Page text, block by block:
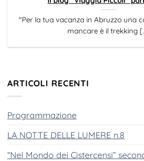
"Per la tua vacanza in Abruzzo una
mancare è il trekking
ARTICOLI RECENTI
Programmazione
LA NOTTE DELLE LUMERE n.8
“Nel Mondo dei Cistercensi”